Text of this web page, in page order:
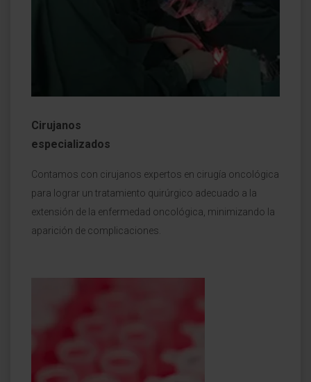
Cirujanos
especializados
Contamos con cirujanos expertos en cirugía oncológica
para lograr un tratamiento quirúrgico adecuado a la
extensión de la enfermedad oncológica, minimizando la
aparición de complicaciones.